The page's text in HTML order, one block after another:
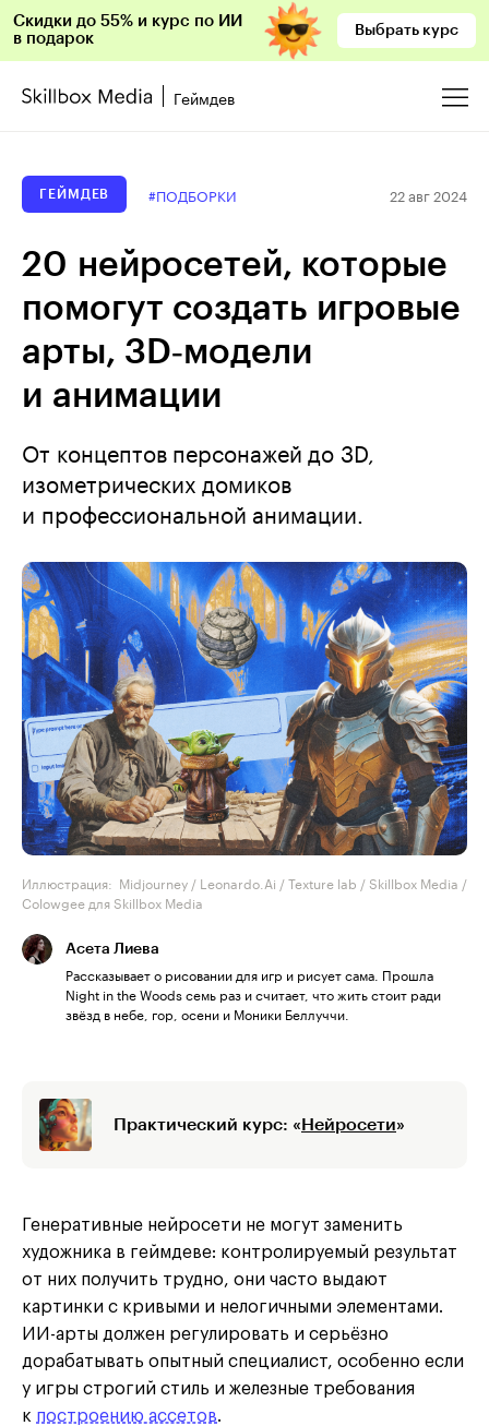
Скидки до 55% и курс по ИИ
в подарок
Выбрать курс
Геймдев
ГЕЙМДЕВ #ПОДБОРКИ 22 авг 2024
20 нейросетей, которые
помогут создать игровые
арты, 3D‑модели
и анимации
От концептов персонажей до 3D,
изометрических домиков
и профессиональной анимации.
Иллюстрация: Midjourney / Leonardo.Ai / Texture lab / Skillbox Media /
Colowgee для Skillbox Media
Асета Лиева
Рассказывает о рисовании для игр и рисует сама. Прошла
Night in the Woods семь раз и считает, что жить стоит ради
звёзд в небе, гор, осени и Моники Беллуччи.
Практический курс: « Нейросети»
Генеративные нейросети не могут заменить
художника в геймдеве: контролируемый результат
от них получить трудно, они часто выдают
картинки с кривыми и нелогичными элементами.
ИИ-арты должен регулировать и серьёзно
дорабатывать опытный специалист, особенно если
у игры строгий стиль и железные требования
к построению ассетов.